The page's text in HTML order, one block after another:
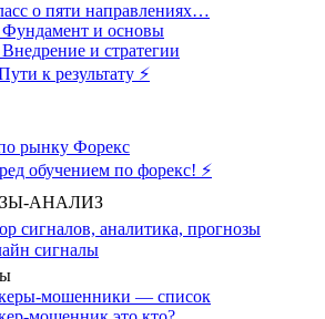
о пяти направлениях…
и основы
и стратегии
к результату ⚡️
рынку Форекс
обучением по форекс! ⚡
АНАЛИЗ
сигналов, аналитика, прогнозы
сигналы
мошенники — список